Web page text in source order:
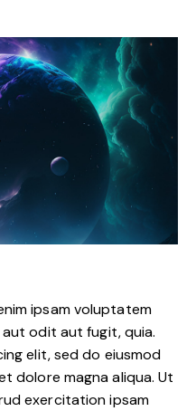
ipsam voluptatem
odit aut fugit, quia.
elit, sed do eiusmod
dolore magna aliqua. Ut
exercitation ipsam